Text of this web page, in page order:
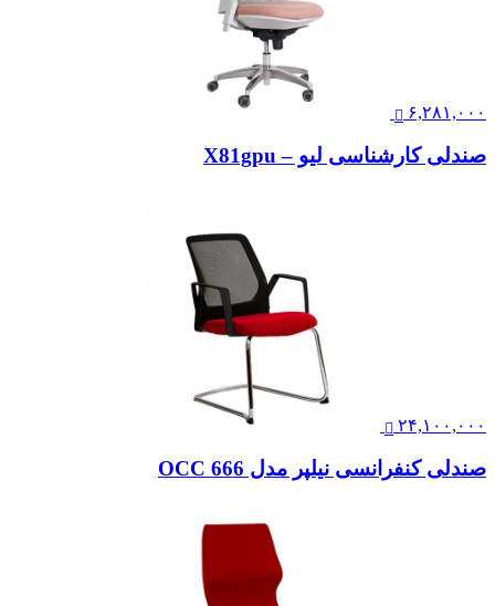
۶,۲۸۱,۰۰۰
صندلی کارشناسی لیو – X81gpu
۲۴,۱۰۰,۰۰۰
صندلی کنفرانسی نیلپر مدل OCC 666